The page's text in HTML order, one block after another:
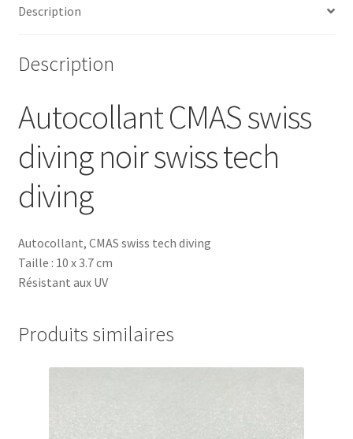
diving
Description
Description
Autocollant CMAS swiss
diving noir swiss tech
diving
Autocollant, CMAS swiss tech diving
Taille : 10 x 3.7 cm
Résistant aux UV
Produits similaires